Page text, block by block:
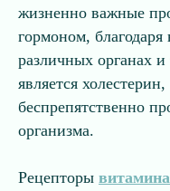
жизненно важные
гормоном,
различных органах
является
беспрепятственно
организма.
Рецепторы